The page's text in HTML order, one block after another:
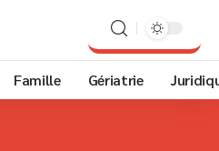
Famille Gériatrie